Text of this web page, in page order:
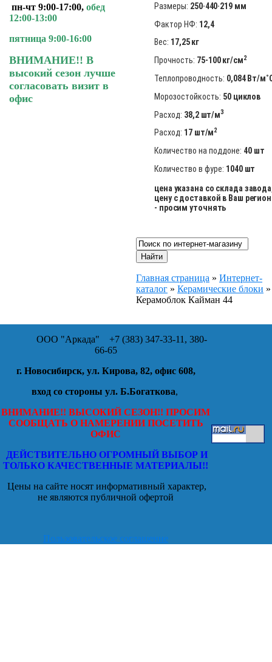
пн-чт 9:00-17:00, обед
12:00-13:00
пятница 9:00-16:00
ВНИМАНИЕ!! В
высокий сезон лучше
согласовать визит в
офис
Размеры: 250·440·219 мм
Фактор НФ: 12,4
Вес: 17,25 кг
Прочность: 75-100 кг/см2
Теплопроводность: 0,084 Вт/
Морозостойкость: 50 циклов
Расход: 38,2 шт/м3
Расход: 17 шт/м2
Количество на поддоне: 40 шт
Количество в фуре: 1040 шт
цена указана со склада
цену с доставкой в Ваш регион
- просим уточнять
Главная страница » Интернет-
каталог » Керамические блоки »
Керамоблок Кайман 44
ООО "Аркада" +7 (383) 347-33-11, 380-
66-65
г. Новосибирск, ул. Кирова, 82, офис 608,
вход со стороны ул. Б.Богаткова,
ВНИМАНИЕ!! ВЫСОКИЙ СЕЗОН!! ПРОСИМ
СООБЩАТЬ О НАМЕРЕНИИ ПОСЕТИТЬ
ОФИС
ДЕЙСТВИТЕЛЬНО ОГРОМНЫЙ ВЫБОР И
ТОЛЬКО КАЧЕСТВЕННЫЕ МАТЕРИАЛЫ!!
Цены на сайте носят информативный характер,
не являются публичной офертой
Пользовательское соглашение